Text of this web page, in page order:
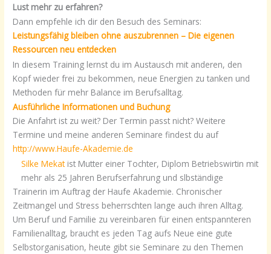
Lust mehr zu erfahren?
Dann empfehle ich dir den Besuch des Seminars:
Leistungsfähig bleiben ohne auszubrennen – Die eigenen
Ressourcen neu entdecken
In diesem Training lernst du im Austausch mit anderen, den
Kopf wieder frei zu bekommen, neue Energien zu tanken und
Methoden für mehr Balance im Berufsalltag.
Ausführliche Informationen und Buchung
Die Anfahrt ist zu weit? Der Termin passt nicht? Weitere
Termine und meine anderen Seminare findest du auf
http://www.Haufe-Akademie.de
Silke Mekat ist Mutter einer Tochter, Diplom Betriebswirtin mit
mehr als 25 Jahren Berufserfahrung und slbständige
Trainerin im Auftrag der Haufe Akademie. Chronischer
Zeitmangel und Stress beherrschten lange auch ihren Alltag.
Um Beruf und Familie zu vereinbaren für einen entspannteren
Familienalltag, braucht es jeden Tag aufs Neue eine gute
Selbstorganisation, heute gibt sie Seminare zu den Themen